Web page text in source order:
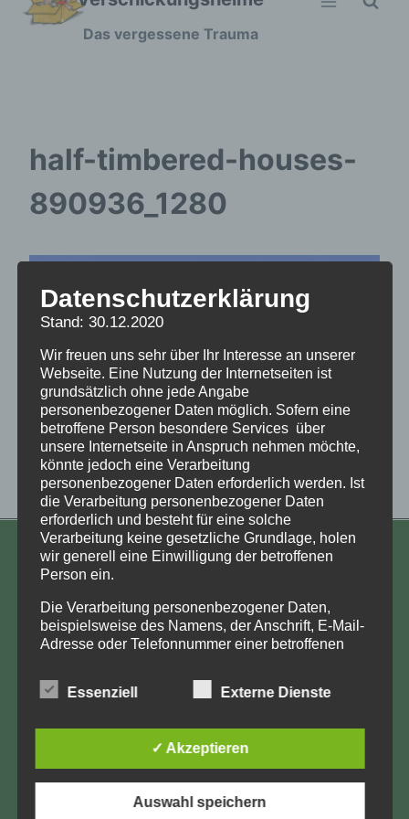
Zum
Das vergessene Trauma
half-timbered-houses-
890936_1280
KONTAKT
Kinderverschickung e.V.
Anja Röhl
12059 Berlin
Datenschutzerklärung
Stand: 30.12.2020
Wir freuen uns sehr über Ihr Interesse an unserer
Webseite. Eine Nutzung der Internetseiten ist
grundsätzlich ohne jede Angabe
personenbezogener Daten möglich. Sofern eine
betroffene Person besondere Services über
unsere Internetseite in Anspruch nehmen möchte,
könnte jedoch eine Verarbeitung
personenbezogener Daten erforderlich werden. Ist
die Verarbeitung personenbezogener Daten
erforderlich und besteht für eine solche
Verarbeitung keine gesetzliche Grundlage, holen
wir generell eine Einwilligung der betroffenen
Person ein.
Die Verarbeitung personenbezogener Daten,
beispielsweise des Namens, der Anschrift, E-Mail-
Adresse oder Telefonnummer einer betroffenen
Datenschutz-Grundverordnung und in
Übereinstimmung mit den für uns geltenden
Unternehmen die Öffentlichkeit über Art, Umfang
und Zweck der von uns erhobenen, genutzten und
informieren. Ferner werden betroffene Personen
Essenziell Externe Dienste
✓ Akzeptieren
Auswahl speichern